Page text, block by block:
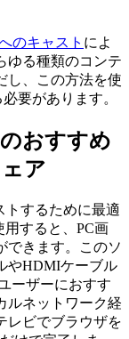
のキャスト によ
ゆる種類のコンテ
し、この方法を使
要があります。
おすすめ
ア
トするために最適
用すると、PC画
できます。このソ
やHDMIケーブル
ーザーにおすす
ルネットワーク経
レビでブラウザを